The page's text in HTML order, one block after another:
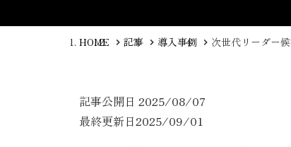
HOME 記事 導入事例 次世代リーダー
記事公開日 2025/08/07
最終更新日2025/09/01